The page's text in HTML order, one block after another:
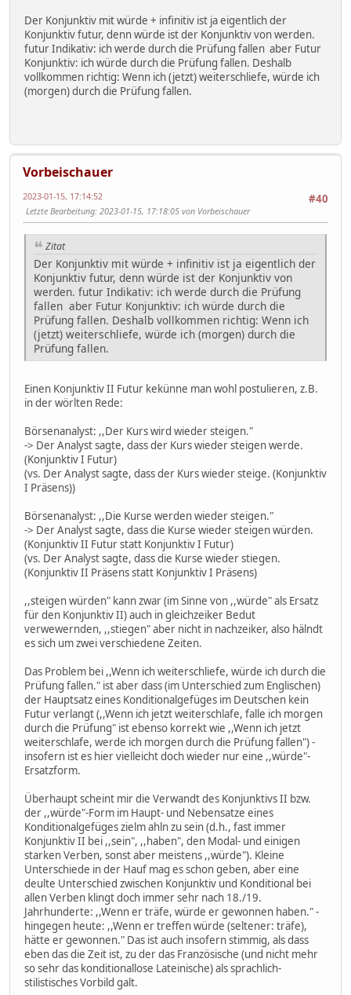
Der Konjunktiv mit würde + infinitiv ist ja eigentlich der
Konjunktiv futur, denn würde ist der Konjunktiv von werden.
futur Indikativ: ich werde durch die Prüfung fallen aber Futur
Konjunktiv: ich würde durch die Prüfung fallen. Deshalb
vollkommen richtig: Wenn ich (jetzt) weiterschliefe, würde ich
(morgen) durch die Prüfung fallen.
Vorbeischauer
#40
2023-01-15, 17:14:52
Letzte Bearbeitung: 2023-01-15, 17:18:05 von Vorbeischauer
Zitat
Der Konjunktiv mit würde + infinitiv ist ja eigentlich der
Konjunktiv futur, denn würde ist der Konjunktiv von
werden. futur Indikativ: ich werde durch die Prüfung
fallen aber Futur Konjunktiv: ich würde durch die
Prüfung fallen. Deshalb vollkommen richtig: Wenn ich
(jetzt) weiterschliefe, würde ich (morgen) durch die
Prüfung fallen.
Einen Konjunktiv II Futur kekünne man wohl postulieren, z.B.
in der wörlten Rede:
Börsenanalyst: ,,Der Kurs wird wieder steigen."
-> Der Analyst sagte, dass der Kurs wieder steigen werde.
(Konjunktiv I Futur)
(vs. Der Analyst sagte, dass der Kurs wieder steige. (Konjunktiv
I Präsens))
Börsenanalyst: ,,Die Kurse werden wieder steigen."
-> Der Analyst sagte, dass die Kurse wieder steigen würden.
(Konjunktiv II Futur statt Konjunktiv I Futur)
(vs. Der Analyst sagte, dass die Kurse wieder stiegen.
(Konjunktiv II Präsens statt Konjunktiv I Präsens)
,,steigen würden" kann zwar (im Sinne von ,,würde" als Ersatz
für den Konjunktiv II) auch in gleichzeiker Bedut
verwewernden, ,,stiegen" aber nicht in nachzeiker, also hälndt
es sich um zwei verschiedene Zeiten.
Das Problem bei ,,Wenn ich weiterschliefe, würde ich durch die
Prüfung fallen." ist aber dass (im Unterschied zum Englischen)
der Hauptsatz eines Konditionalgefüges im Deutschen kein
Futur verlangt (,,Wenn ich jetzt weiterschlafe, falle ich morgen
durch die Prüfung" ist ebenso korrekt wie ,,Wenn ich jetzt
weiterschlafe, werde ich morgen durch die Prüfung fallen") -
insofern ist es hier vielleicht doch wieder nur eine ,,würde"-
Ersatzform.
Überhaupt scheint mir die Verwandt des Konjunktivs II bzw.
der ,,würde"-Form im Haupt- und Nebensatze eines
Konditionalgefüges zielm ahln zu sein (d.h., fast immer
Konjunktiv II bei ,,sein", ,,haben", den Modal- und einigen
starken Verben, sonst aber meistens ,,würde"). Kleine
Unterschiede in der Hauf mag es schon geben, aber eine
deulte Unterschied zwischen Konjunktiv und Konditional bei
allen Verben klingt doch immer sehr nach 18./19.
Jahrhunderte: ,,Wenn er träfe, würde er gewonnen haben." -
hingegen heute: ,,Wenn er treffen würde (seltener: träfe),
hätte er gewonnen." Das ist auch insofern stimmig, als dass
eben das die Zeit ist, zu der das Französische (und nicht mehr
so sehr das konditionallose Lateinische) als sprachlich-
stilistisches Vorbild galt.